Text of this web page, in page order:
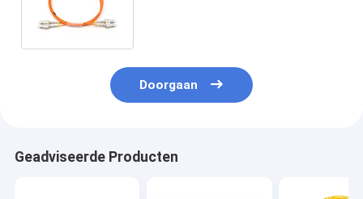
Doorgaan
Geadviseerde Producten